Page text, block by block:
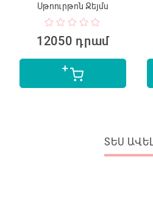
Սթոուրթոն Ջեյմս
12050 դրամ
ՏԵՍ